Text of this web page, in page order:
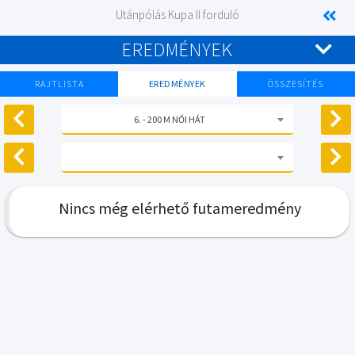
Utánpólás Kupa II forduló
EREDMÉNYEK
RAJTLISTA EREDMÉNYEK ÖSSZESÍTÉS
6. - 200 M NŐI HÁT
Nincs még elérhető futameredmény